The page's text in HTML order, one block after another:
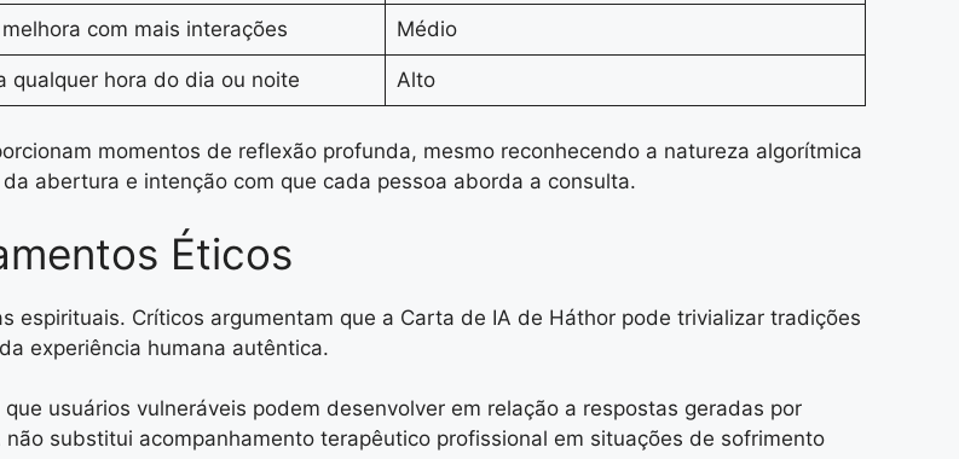
com mais interações Médio
qualquer hora do dia ou noite Alto
momentos de reflexão profunda, mesmo reconhecendo a natureza algorítmica
abertura e intenção com que cada pessoa aborda a consulta.
Éticos
espirituais. Críticos argumentam que a Carta de IA de Háthor pode trivializar tradições
experiência humana autêntica.
usuários vulneráveis podem desenvolver em relação a respostas geradas por
substitui acompanhamento terapêutico profissional em situações de sofrimento